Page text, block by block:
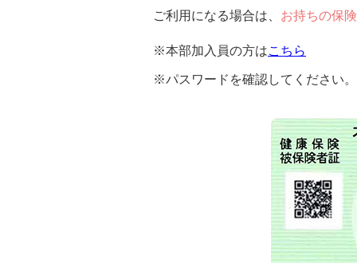
ご利用になる場合は、 お持ちの保
※本部加入員の方はこちら
※パスワードを確認してください。